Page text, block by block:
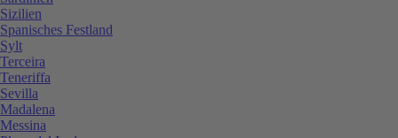
Sizilien
Spanisches Festland
Sylt
Terceira
Teneriffa
Sevilla
Madalena
Messina